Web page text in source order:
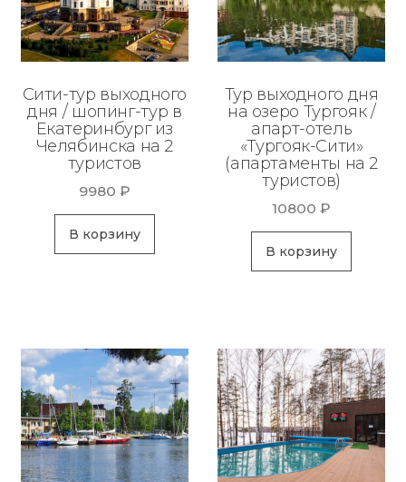
Сити-тур выходного
дня / шопинг-тур в
Екатеринбург из
Челябинска на 2
туристов
9980 ₽
В корзину
Тур выходного дня
на озеро Тургояк /
апарт-отель
«Тургояк-Сити»
(апартаменты на 2
туристов)
10800₽
В корзину